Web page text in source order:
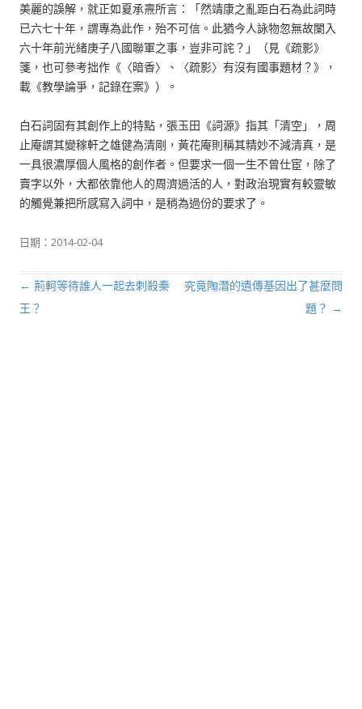
美麗的誤解，就正如夏承燾所言：「然靖康之亂距白石為此詞時
已六七十年，謂專為此作，殆不可信。此猶今人詠物忽無故闌入
六十年前光緒庚子八國聯軍之事，豈非可詫？」（見《疏影》
箋，也可參考拙作《〈暗香〉、〈疏影〉有沒有國事題材？》，
載《教學論爭，記錄在案》）。
白石詞固有其創作上的特點，張玉田《詞源》指其「清空」，周
止庵謂其變稼軒之雄健為清剛，黃花庵則稱其精妙不減清真，是
一具很濃厚個人風格的創作者。但要求一個一生不曾仕宦，除了
賣字以外，大都依靠他人的周濟過活的人，對政治現實有較靈敏
的觸覺兼把所感寫入詞中，是稍為過份的要求了。
日期： 2014-02-04
文章導航列
← 荊軻等待誰人一起去刺殺秦
王？
究竟陶潛的遺傳基因出了甚麼問
題？ →